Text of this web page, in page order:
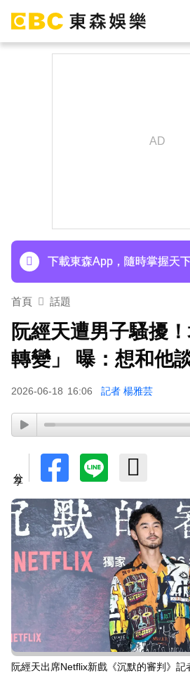
下載東森App，隨時掌握天
首頁 話題
阮經天遭男子騷擾
轉變」 曝：想和他
2026-06-18 16:06 記者 楊雅芸
阮經天出席Netflix新戲《沉默的審判》記